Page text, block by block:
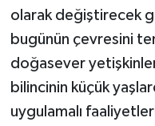
olarak değiştirecek
bugünün çevresini
doğasever
bilincinin küçük
uygulamalı